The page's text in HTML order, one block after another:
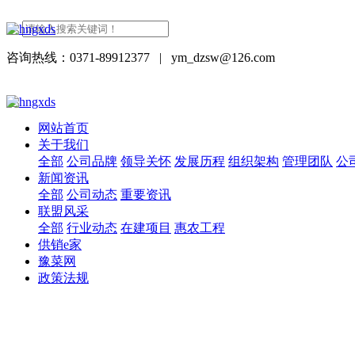
咨询热线：0371-89912377 | ym_dzsw@126.com
网站首页
关于我们
全部 公司品牌 领导关怀 发展历程 组织架构 管理团队 公
新闻资讯
全部 公司动态 重要资讯
联盟风采
全部 行业动态 在建项目 惠农工程
供销e家
豫菜网
政策法规